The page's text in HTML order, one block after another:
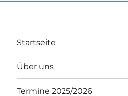
Startseite
Über uns
Termine 2025/2026